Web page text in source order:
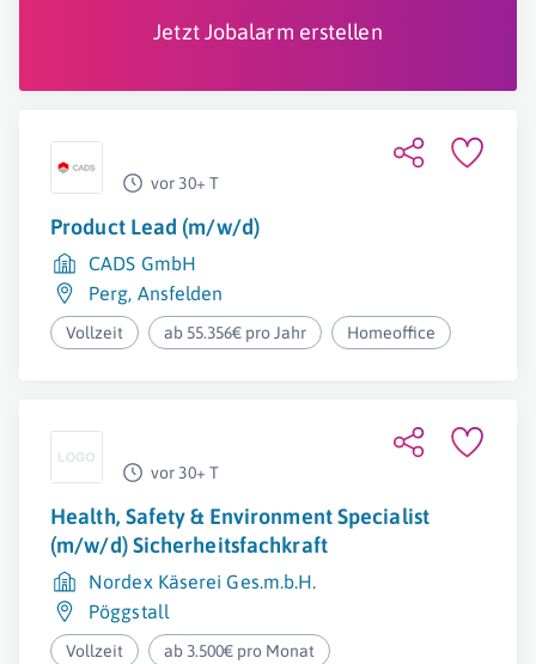
Jetzt Jobalarm erstellen
vor 30+ T
Product Lead (m/w/d)
CADS GmbH
Perg, Ansfelden
Vollzeit ab 55.356€ pro Jahr Homeoffice
vor 30+ T
Health, Safety & Environment Specialist
(m/w/d) Sicherheitsfachkraft
Nordex Käserei Ges.m.b.H.
Pöggstall
Vollzeit ab 3.500€ pro Monat